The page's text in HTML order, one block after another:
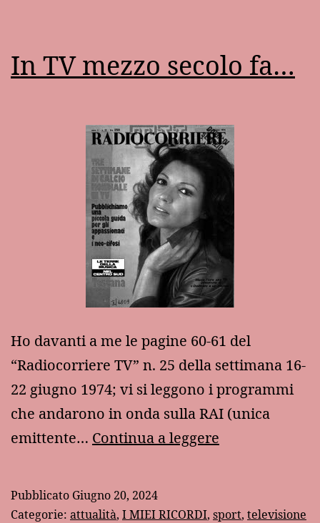
In TV mezzo secolo fa…
Ho davanti a me le pagine 60-61 del
“Radiocorriere TV” n. 25 della settimana 16-
22 giugno 1974; vi si leggono i programmi
che andarono in onda sulla RAI (unica
emittente… Continua a leggere
secolo
Pubblicato Giugno 20, 2024
Categorie: attualità, I MIEI RICORDI, sport, televisione